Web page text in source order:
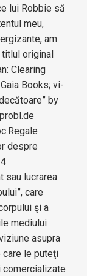
lui Robbie să
meu,
am
original
Clearing
Books; vi-
by
despre
sau lucrarea
care
şi a
mediului
asupra
care le puteţi
comercializate